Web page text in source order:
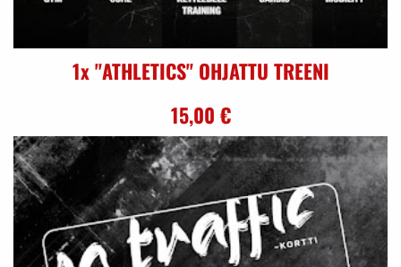
1x "ATHLETICS" OHJATTU TREENI
15,00 €